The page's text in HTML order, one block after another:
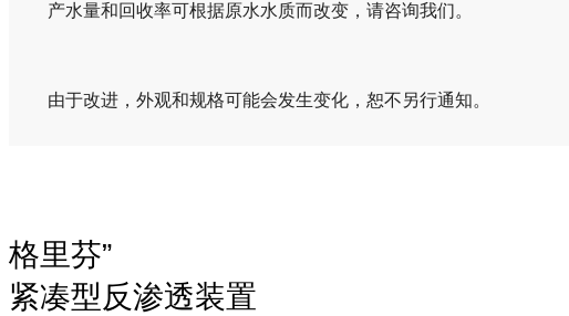
产水量和回收率可根据原水水质而改变，请咨询我们。
由于改进，外观和规格可能会发生变化，恕不另行通知。
格里芬”
紧凑型反渗透装置